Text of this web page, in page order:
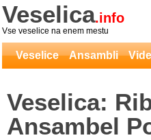
Veselica.info
Vse veselice na enem mestu
Veselice Ansambli
Veselica:
Ansambel